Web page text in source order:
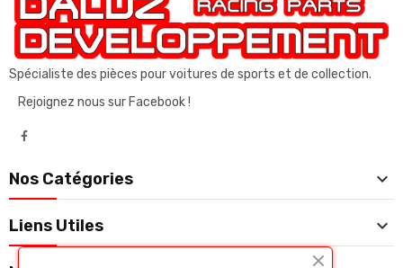
Spécialiste des pièces pour voitures de sports et de collection.
Rejoignez nous sur Facebook !
Nos Catégories 
Liens Utiles 